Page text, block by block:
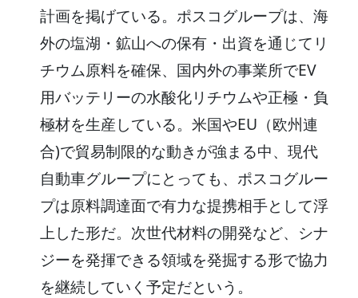
計画を掲げている。ポスコグループは、海
外の塩湖・鉱山への保有・出資を通じてリ
チウム原料を確保、国内外の事業所でEV
用バッテリーの水酸化リチウムや正極・負
極材を生産している。米国やEU（欧州連
合)で貿易制限的な動きが強まる中、現代
自動車グループにとっても、ポスコグルー
プは原料調達面で有力な提携相手として浮
上した形だ。次世代材料の開発など、シナ
ジーを発揮できる領域を発掘する形で協力
を継続していく予定だという。